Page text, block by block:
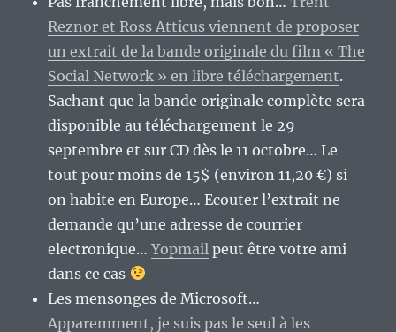
Reznor et Ross Atticus viennent de proposer
un extrait de la bande originale du film « The
Social Network » en libre téléchargement.
Sachant que la bande originale complète sera
disponible au téléchargement le 29
septembre et sur CD dès le 11 octobre… Le
tout pour moins de 15$ (environ 11,20 €) si
on habite en Europe… Ecouter l’extrait ne
demande qu’une adresse de courrier
electronique…Yopmail peut être votre ami
dans ce cas
Les mensonges de Microsoft…
Apparemment, je suis pas le seul à les